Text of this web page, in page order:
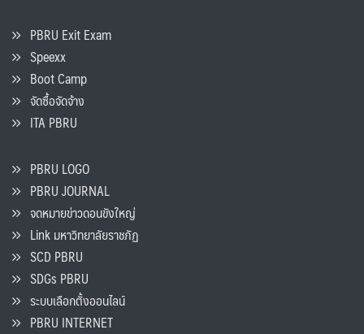
PBRU Exit Exam
Speexx
Boot Camp
จัดซื้อจัดจ้าง
ITA PBRU
PBRU LOGO
PBRU JOURNAL
จดหมายข่าวดอนขังใหญ่
Link มหาวิทยาลัยราชภัฏ
SCD PBRU
SDGs PBRU
ระบบเลือกตั้งออนไลน์
PBRU INTERNET